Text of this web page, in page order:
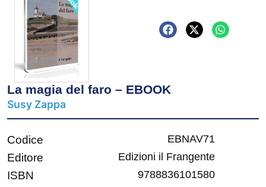
La magia del faro – EBOOK
Susy Zappa
Codice EBNAV71
Editore Edizioni il Frangente
ISBN 9788836101580